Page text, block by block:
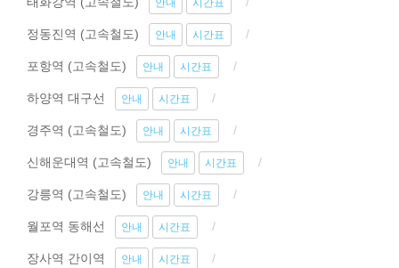
안내 시간표
정동진역 (고속철도) 안내 시간표
포항역 (고속철도) 안내 시간표
하양역 대구선 안내 시간표
경주역 (고속철도) 안내 시간표
신해운대역 (고속철도) 안내 시간표
강릉역 (고속철도) 안내 시간표
월포역 동해선 안내 시간표
장사역 간이역 안내 시간표